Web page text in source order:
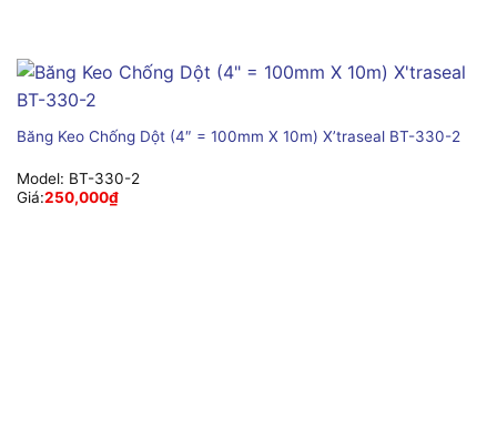
Băng Keo Chống Dột (4″ = 100mm X 10m) X’traseal BT-330-2
Model: BT-330-2
Giá:250,000₫